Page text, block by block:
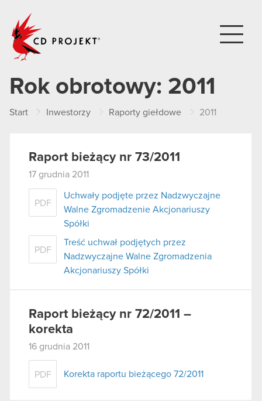
Rok obrotowy: 2011
Start Inwestorzy Raporty giełdowe 2011
Raport bieżący nr 73/2011
17 grudnia 2011
PDF
Uchwały podjęte przez Nadzwyczajne
Walne Zgromadzenie Akcjonariuszy
Spółki
PDF
Treść uchwał podjętych przez
Nadzwyczajne Walne Zgromadzenia
Akcjonariuszy Spółki
Raport bieżący nr 72/2011 –
korekta
16 grudnia 2011
PDF Korekta raportu bieżącego 72/2011